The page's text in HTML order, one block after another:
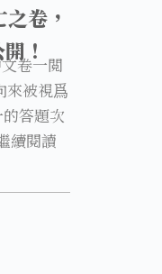
卷，
！
卷一閲
來被視爲
答題次
續閱讀